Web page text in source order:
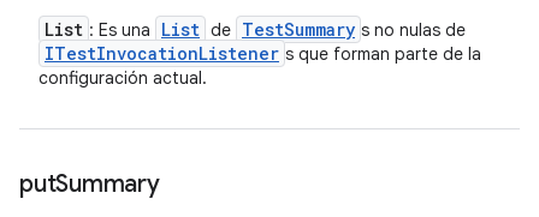
List : Es una List de TestSummary s no nulas de
ITestInvocationListener s que forman parte de la
configuración actual.
putSummary